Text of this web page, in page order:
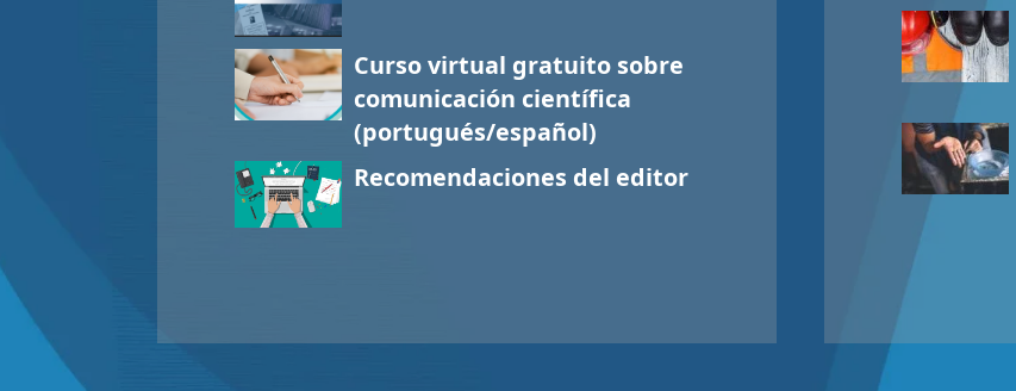
Curso virtual gratuito sobre
comunicación científica
(portugués/español)
Recomendaciones del editor